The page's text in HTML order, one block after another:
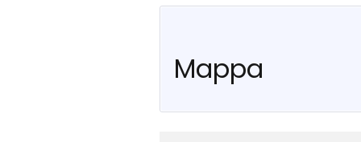
Mappa